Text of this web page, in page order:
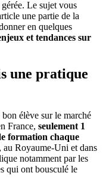
Le sujet vous
une partie de la
en quelques
et tendances sur
une pratique
élève sur le marché
France, seulement 1
formation chaque
au Royaume-Uni et dans
notamment par les
qui ont bousculé le